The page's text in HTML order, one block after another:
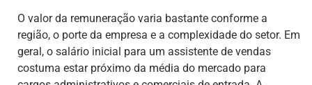
O valor da remuneração varia bastante conforme a
região, o porte da empresa e a complexidade do setor. Em
geral, o salário inicial para um assistente de vendas
costuma estar próximo da média do mercado para